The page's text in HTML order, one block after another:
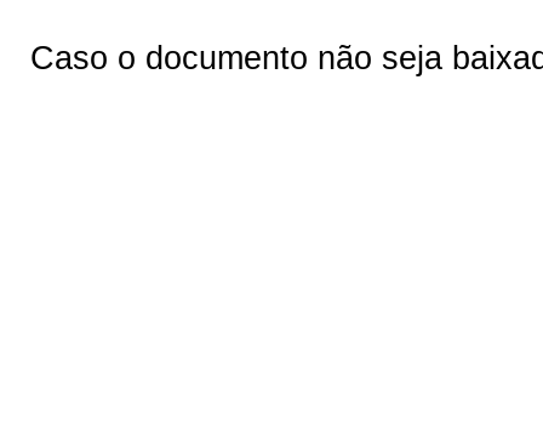
Caso o documento não seja